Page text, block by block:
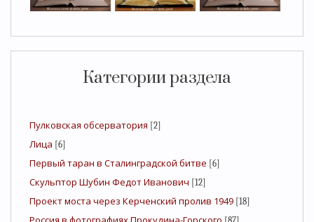
Категории раздела
Пулковская обсерватория [2]
Лица [6]
Первый таран в Сталинградской битве [6]
Скульптор Шубин Федот Иванович [12]
Проект моста через Керченский пролив 1949 [18]